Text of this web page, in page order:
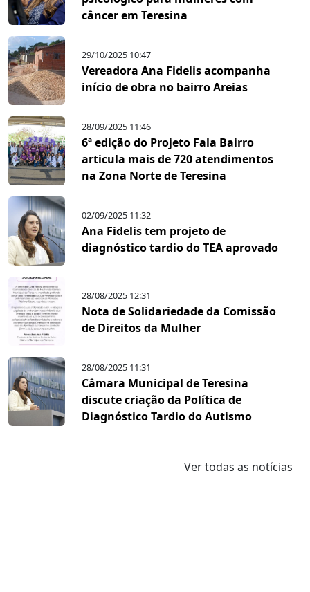
câncer em Teresina
29/10/2025 10:47
Vereadora Ana Fidelis acompanha
início de obra no bairro Areias
28/09/2025 11:46
6ª edição do Projeto Fala Bairro
articula mais de 720 atendimentos
na Zona Norte de Teresina
02/09/2025 11:32
Ana Fidelis tem projeto de
diagnóstico tardio do TEA aprovado
28/08/2025 12:31
Nota de Solidariedade da Comissão
de Direitos da Mulher
28/08/2025 11:31
Câmara Municipal de Teresina
discute criação da Política de
Diagnóstico Tardio do Autismo
Ver todas as notícias